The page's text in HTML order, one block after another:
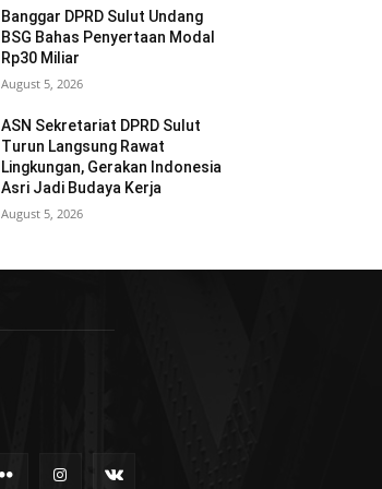
Banggar DPRD Sulut Undang
BSG Bahas Penyertaan Modal
Rp30 Miliar
August 5, 2026
ASN Sekretariat DPRD Sulut
Turun Langsung Rawat
Lingkungan, Gerakan Indonesia
Asri Jadi Budaya Kerja
August 5, 2026